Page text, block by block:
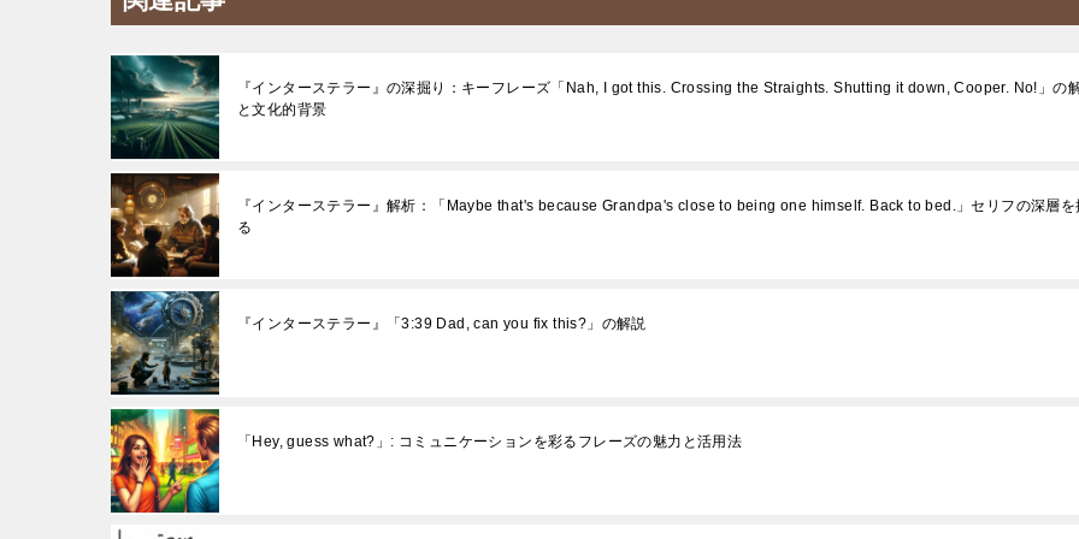
『インターステラー』の深掘り：キーフレーズ「Nah, I got this. Crossing the Straights. Shutting it down, Cooper. No!」の
と文化的背景
『インターステラー』解析：「Maybe that's because Grandpa's close to being one himself. Back to bed.」セリフの深層を
る
『インターステラー』「3:39 Dad, can you fix this?」の解説
「Hey, guess what?」: コミュニケーションを彩るフレーズの魅力と活用法